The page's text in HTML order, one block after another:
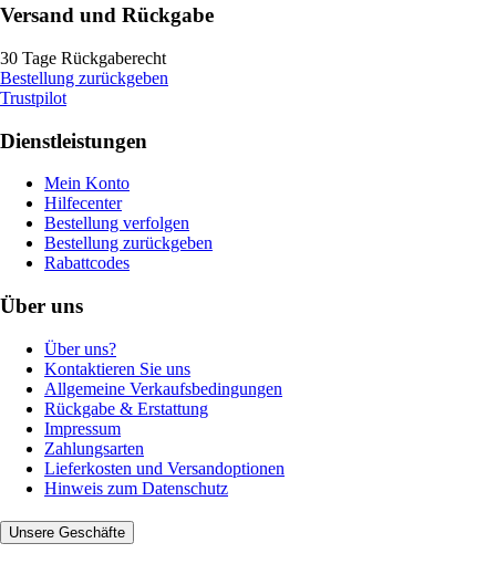
Versand und Rückgabe
30 Tage Rückgaberecht
Bestellung zurückgeben
Trustpilot
Dienstleistungen
Mein Konto
Hilfecenter
Bestellung verfolgen
Bestellung zurückgeben
Rabattcodes
Über uns
Über uns?
Kontaktieren Sie uns
Allgemeine Verkaufsbedingungen
Rückgabe & Erstattung
Impressum
Zahlungsarten
Lieferkosten und Versandoptionen
Hinweis zum Datenschutz
Unsere Geschäfte